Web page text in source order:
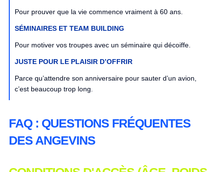
Pour prouver que la vie commence vraiment à 60 ans.
SÉMINAIRES ET TEAM BUILDING
Pour motiver vos troupes avec un séminaire qui décoiffe.
JUSTE POUR LE PLAISIR D’OFFRIR
Parce qu’attendre son anniversaire pour sauter d’un avion,
c’est beaucoup trop long.
FAQ : QUESTIONS FRÉQUENTES
DES ANGEVINS